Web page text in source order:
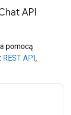
API
pomocą
API,